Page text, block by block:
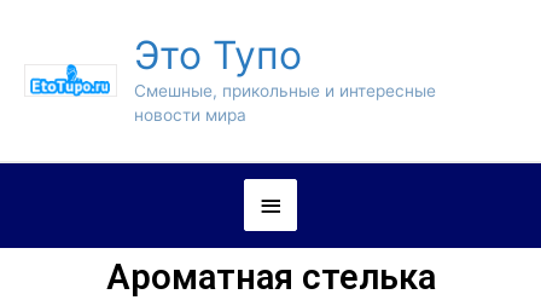
Это Тупо
Смешные, прикольные и интересные
новости мира
Ароматная стелька